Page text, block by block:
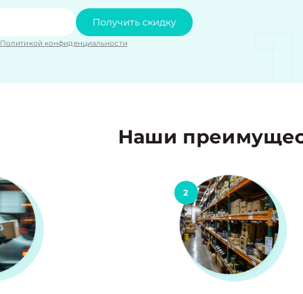
Получить скидку
Политикой конфиденциальности
Наши
2